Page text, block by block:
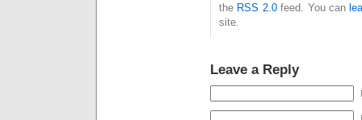
the RSS 2.0feed. You can
site.
Leave a Reply